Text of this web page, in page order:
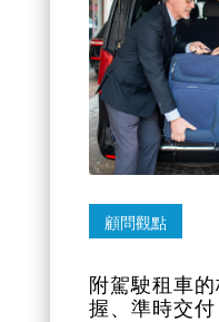
顧問觀點
附駕駛租車
握、準時交付